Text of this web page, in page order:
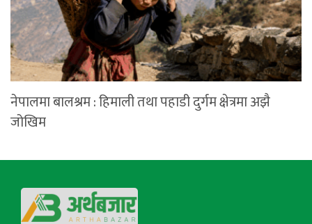
नेपालमा बालश्रम : हिमाली तथा पहाडी दुर्गम क्षेत्रमा अझै
जोखिम